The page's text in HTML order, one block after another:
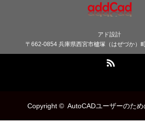
アド設計
〒662-0854 兵庫県西宮市櫨塚（はぜづか）
Copyright © AutoCADユーザーのた